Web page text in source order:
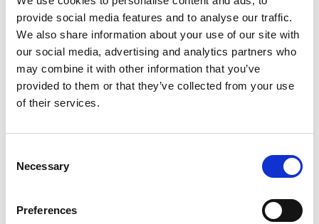
provide social media features and to analyse our traffic.
We also share information about your use of our site with
our social media, advertising and analytics partners who
may combine it with other information that you’ve
provided to them or that they’ve collected from your use
of their services.
Selection
Necessary
Preferences
Die Fischerei in der Gegend von Kållandsö
Von den ca. 60 Berufsfischern des Sees Vänern sind
13 im Fischerhafen Spiken aktiv. Die Fänge bestehen
aus Zander, Quappe, Hecht, Barsch, Kleine Maräne,
begehrtesten Arten. Ein Teil der Fänge wird zur
Teil kommt jedoch nach Spiken und wird
Baguettes.